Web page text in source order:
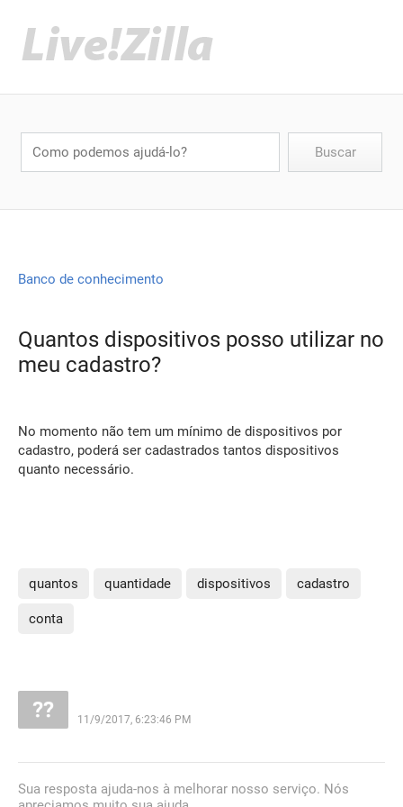
Banco de conhecimento
Quantos dispositivos posso utilizar no
meu cadastro?
No momento não tem um mínimo de dispositivos por
cadastro, poderá ser cadastrados tantos dispositivos
quanto necessário.
quantos quantidade dispositivos cadastro
conta
11/9/2017, 6:23:46 PM
Sua resposta ajuda-nos à melhorar nosso serviço. Nós